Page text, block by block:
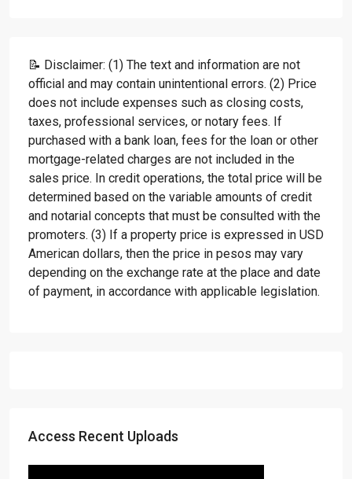
📝 Disclaimer: (1) The text and information are not
official and may contain unintentional errors. (2) Price
does not include expenses such as closing costs,
taxes, professional services, or notary fees. If
purchased with a bank loan, fees for the loan or other
mortgage-related charges are not included in the
sales price. In credit operations, the total price will be
determined based on the variable amounts of credit
and notarial concepts that must be consulted with the
promoters. (3) If a property price is expressed in USD
American dollars, then the price in pesos may vary
depending on the exchange rate at the place and date
of payment, in accordance with applicable legislation.
Access Recent Uploads